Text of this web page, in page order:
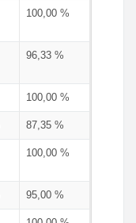
100,00 %
96,33 %
100,00 %
87,35 %
100,00 %
95,00 %